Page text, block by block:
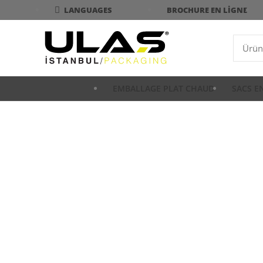
LANGUAGES BROCHURE EN LIGNE
EMBALLAGE PLAT CHAUD SACS